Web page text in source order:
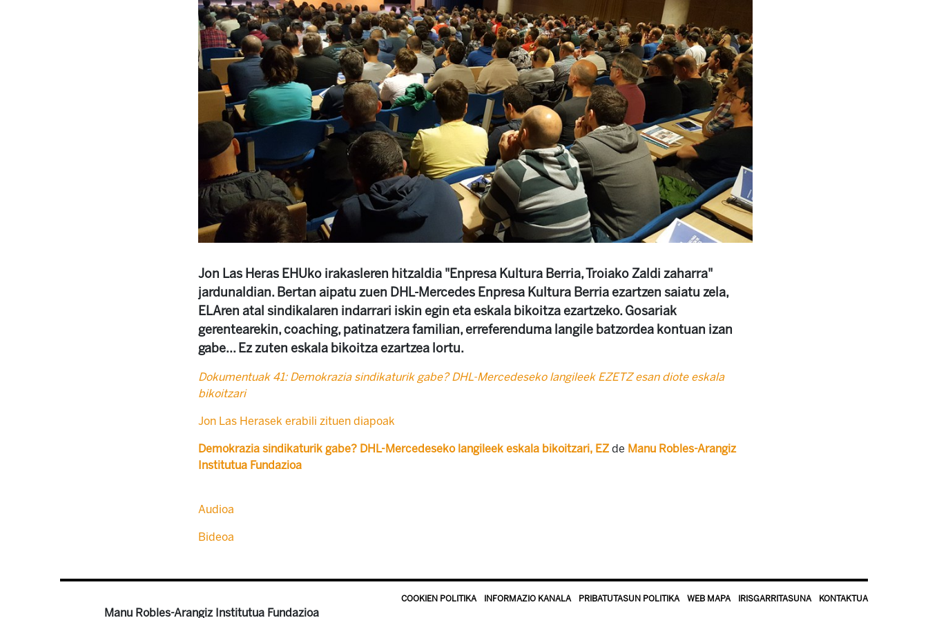
Jon Las Heras EHUko irakasleren hitzaldia "Enpresa Kultura Berria, Troiako Zaldi zaharra"
jardunaldian. Bertan aipatu zuen DHL-Mercedes Enpresa Kultura Berria ezartzen saiatu zela,
ELAren atal sindikalaren indarrari iskin egin eta eskala bikoitza ezartzeko. Gosariak
gerentearekin, coaching, patinatzera familian, erreferenduma langile batzordea kontuan izan
gabe... Ez zuten eskala bikoitza ezartzea lortu.
Dokumentuak 41: Demokrazia sindikaturik gabe? DHL-Mercedeseko langileek EZETZ esan diote eskala
bikoitzari
Jon Las Herasek erabili zituen diapoak
Demokrazia sindikaturik gabe? DHL-Mercedeseko langileek eskala bikoitzari, EZ de Manu Robles-Arangiz
Institutua Fundazioa
Audioa
Bideoa
COOKIEN POLITIKA INFORMAZIO KANALA PRIBATUTASUN POLITIKA WEB MAPA IRISGARRITASUNA KONTAKTUA
Manu Robles-Arangiz Institutua Fundazioa